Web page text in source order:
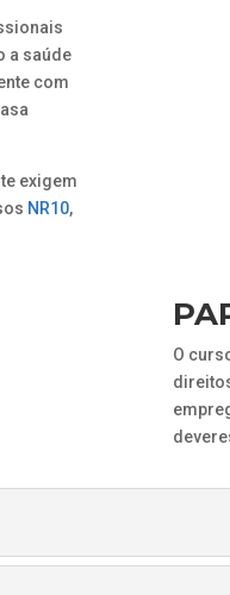
a saúde
com
exigem
NR10,
O